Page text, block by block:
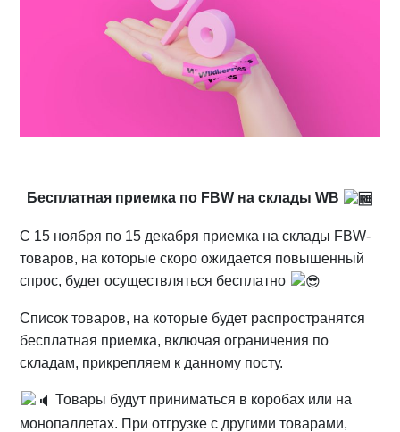
Бесплатная приемка по FBW на склады WB
С 15 ноября по 15 декабря приемка на склады FBW-
товаров, на которые скоро ожидается повышенный
спрос, будет осуществляться бесплатно
Список товаров, на которые будет распространятся
бесплатная приемка, включая ограничения по
складам, прикрепляем к данному посту.
Товары будут приниматься в коробах или на
монопаллетах. При отгрузке с другими товарами,